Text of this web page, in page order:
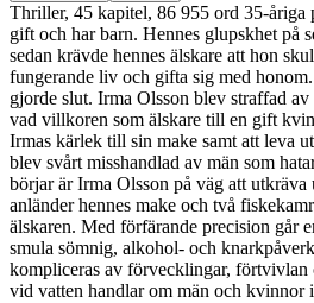
Thriller, 45 kapitel, 86 955 ord 35-åriga
gift och har barn. Hennes glupskhet på
sedan krävde hennes älskare att hon
fungerande liv och gifta sig med
gjorde slut. Irma Olsson blev straffad
vad villkoren som älskare till en gift
Irmas kärlek till sin make samt att leva
blev svårt misshandlad av män som
börjar är Irma Olsson på väg att utkräva
anländer hennes make och två
älskaren. Med förfärande precision går
smula sömnig, alkohol- och
kompliceras av förvecklingar,
vid vatten handlar om män och kvinnor